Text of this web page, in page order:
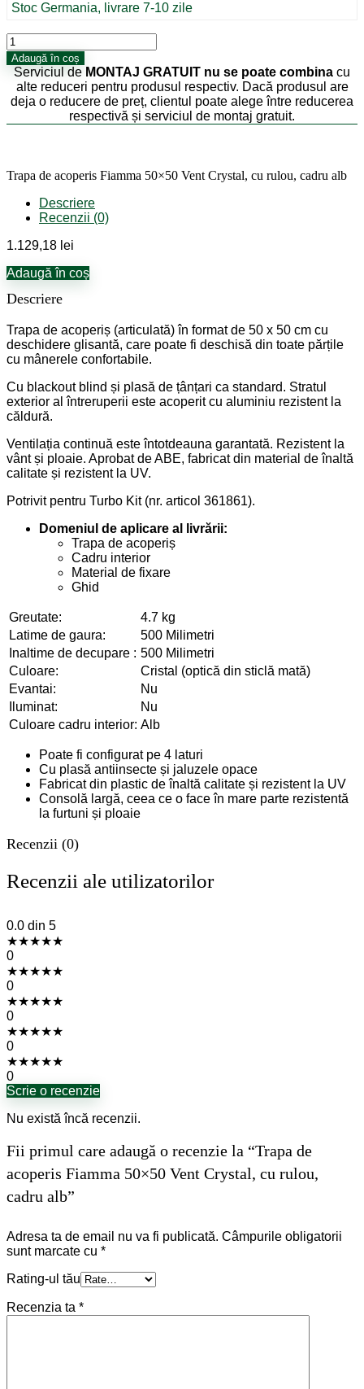
Stoc Germania, livrare 7-10 zile
Cantitate
Trapa
de
acoperis
Fiamma
50x50
Vent
rulou,
cadru
Adaugă în coș
Serviciul de MONTAJ GRATUIT nu se poate combina cu
alte reduceri pentru produsul respectiv. Dacă produsul are
deja o reducere de preț, clientul poate alege între reducerea
respectivă și serviciul de montaj gratuit.
Trapa de acoperis Fiamma 50×50 Vent Crystal, cu rulou, cadru alb
Descriere
Recenzii (0)
1.129,18 lei
Adaugă în coș
Descriere
Trapa de acoperiș (articulată) în format de 50 x 50 cm cu
deschidere glisantă, care poate fi deschisă din toate părțile
cu mânerele confortabile.
Cu blackout blind și plasă de țânțari ca standard. Stratul
exterior al întreruperii este acoperit cu aluminiu rezistent la
căldură.
Ventilația continuă este întotdeauna garantată. Rezistent la
vânt și ploaie. Aprobat de ABE, fabricat din material de înaltă
calitate și rezistent la UV.
Potrivit pentru Turbo Kit (nr. articol 361861).
Domeniul de aplicare al livrării:
Trapa de acoperiș
Cadru interior
Material de fixare
Ghid
Greutate:
4.7 kg
Latime de gaura:
500 Milimetri
Inaltime de decupare : 500 Milimetri
Culoare:
Cristal (optică din sticlă mată)
Evantai:
Nu
Iluminat:
Nu
Culoare cadru interior: Alb
Poate fi configurat pe 4 laturi
Cu plasă antiinsecte și jaluzele opace
Fabricat din plastic de înaltă calitate și rezistent la UV
Consolă largă, ceea ce o face în mare parte rezistentă
la furtuni și ploaie
Recenzii (0)
Recenzii ale utilizatorilor
0.0 din 5
★★★★★
0
★★★★★
0
★★★★★
0
★★★★★
0
★★★★★
0
Scrie o recenzie
Nu există încă recenzii.
Fii primul care adaugă o recenzie la “Trapa de
acoperis Fiamma 50×50 Vent Crystal, cu rulou,
cadru alb”
Adresa ta de email nu va fi publicată. Câmpurile obligatorii
sunt marcate cu *
Rating-ul tău
Recenzia ta *